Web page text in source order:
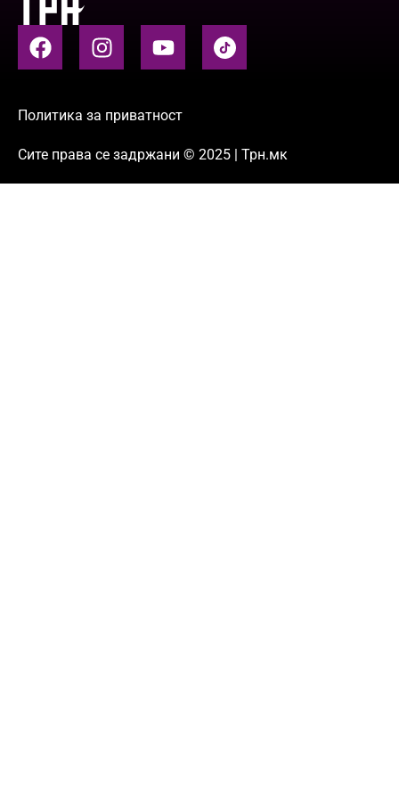
Политика за приватност
Сите права се задржани © 2025 | Трн.мк